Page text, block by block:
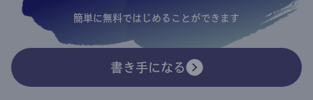
簡単に無料ではじめることができます
書き手になる